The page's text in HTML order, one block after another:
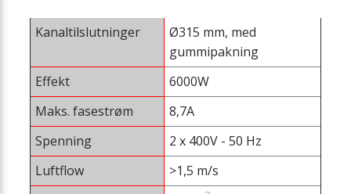
Kanaltilslutninger
Ø315 mm, med
gummipakning
Effekt
6000W
Maks. fasestrøm
8,7A
Spenning
2 x 400V - 50 Hz
Luftflow
>1,5 m/s